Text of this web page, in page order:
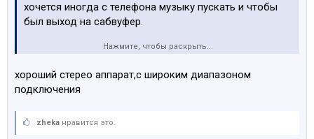
хочется иногда с телефона музыку пускать и чтобы
был выход на сабвуфер.
https://ru.yamaha.com/ru/products/audio_visual/hifi_co
Нажмите, чтобы раскрыть...
хороший стерео аппарат,с широким диапазоном
подключения
zheka нравится это.